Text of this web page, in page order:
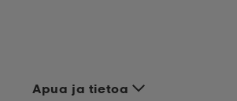
Apua ja tietoa